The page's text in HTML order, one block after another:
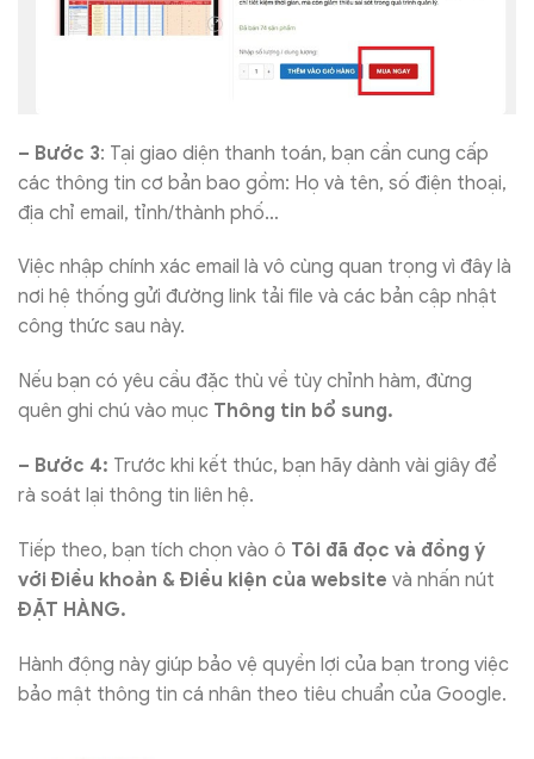
– Bước 3: Tại giao diện thanh toán, bạn cần cung cấp
các thông tin cơ bản bao gồm: Họ và tên, số điện thoại,
địa chỉ email, tỉnh/thành phố…
Việc nhập chính xác email là vô cùng quan trọng vì đây là
nơi hệ thống gửi đường link tải file và các bản cập nhật
công thức sau này.
Nếu bạn có yêu cầu đặc thù về tùy chỉnh hàm, đừng
quên ghi chú vào mục Thông tin bổ sung.
– Bước 4: Trước khi kết thúc, bạn hãy dành vài giây để
rà soát lại thông tin liên hệ.
Tiếp theo, bạn tích chọn vào ô Tôi đã đọc và đồng ý
với Điều khoản & Điều kiện của website và nhấn nút
ĐẶT HÀNG.
Hành động này giúp bảo vệ quyền lợi của bạn trong việc
bảo mật thông tin cá nhân theo tiêu chuẩn của Google.